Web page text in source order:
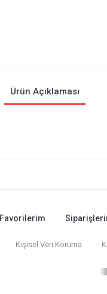
Ürün Açıklaması
Favorilerim
Kişisel Veri Koruma